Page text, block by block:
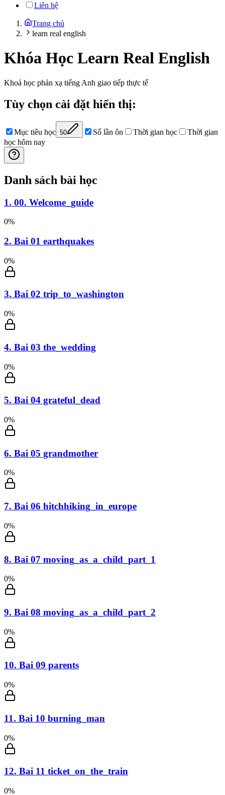
Liên hệ
Trang chủ
learn real english
Khóa Học Learn Real English
Khoá học phản xạ tiếng Anh giao tiếp thực tế
Tùy chọn cài đặt hiển thị:
Mục tiêu học 50 Số lần ôn Thời gian học
Thời gian
học hôm nay
Danh sách bài học
1. 00. Welcome_guide
0%
2. Bai 01 earthquakes
0%
3. Bai 02 trip_to_washington
0%
4. Bai 03 the_wedding
0%
5. Bai 04 grateful_dead
0%
6. Bai 05 grandmother
0%
7. Bai 06 hitchhiking_in_europe
0%
8. Bai 07 moving_as_a_child_part_1
0%
9. Bai 08 moving_as_a_child_part_2
0%
10. Bai 09 parents
0%
11. Bai 10 burning_man
0%
12. Bai 11 ticket_on_the_train
0%